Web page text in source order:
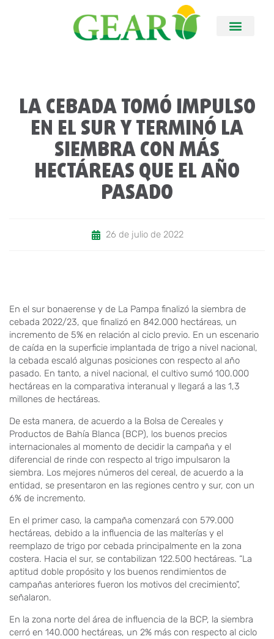
LA CEBADA TOMÓ IMPULSO
EN EL SUR Y TERMINÓ LA
SIEMBRA CON MÁS
HECTÁREAS QUE EL AÑO
PASADO
26 de julio de 2022
En el sur bonaerense y de La Pampa finalizó la siembra de
cebada 2022/23, que finalizó en 842.000 hectáreas, un
incremento de 5% en relación al ciclo previo. En un escenario
de caída en la superficie implantada de trigo a nivel nacional,
la cebada escaló algunas posiciones con respecto al año
pasado. En tanto, a nivel nacional, el cultivo sumó 100.000
hectáreas en la comparativa interanual y llegará a las 1,3
millones de hectáreas.
De esta manera, de acuerdo a la Bolsa de Cereales y
Productos de Bahía Blanca (BCP), los buenos precios
internacionales al momento de decidir la campaña y el
diferencial de rinde con respecto al trigo impulsaron la
siembra. Los mejores números del cereal, de acuerdo a la
entidad, se presentaron en las regiones centro y sur, con un
6% de incremento.
En el primer caso, la campaña comenzará con 579.000
hectáreas, debido a la influencia de las malterías y el
reemplazo de trigo por cebada principalmente en la zona
costera. Hacia el sur, se contabilizan 122.500 hectáreas. “La
aptitud doble propósito y los buenos rendimientos de
campañas anteriores fueron los motivos del crecimiento”,
señalaron.
En la zona norte del área de influencia de la BCP, la siembra
cerró en 140.000 hectáreas, un 2% más con respecto al ciclo